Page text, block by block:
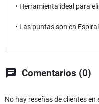
• Herramienta ideal para
• Las puntas son en
chat Comentarios (0)
No hay reseñas de clientes en